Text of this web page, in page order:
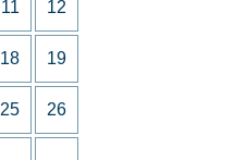
11 12
18 19
25 26